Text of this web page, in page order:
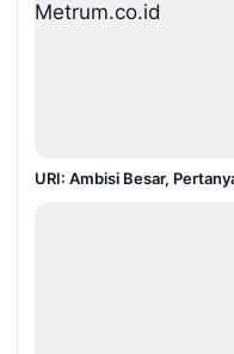
URI: Ambisi Besar,